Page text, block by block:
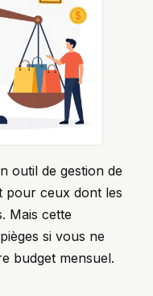
outil de gestion de
pour ceux dont les
Mais cette
si vous ne
budget mensuel.